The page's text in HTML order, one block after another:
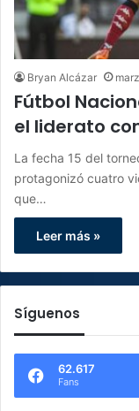
Bryan Alcázar
Fútbol
el liderato
La fecha 15 del
protagonizó cuatro
que…
Leer más »
Síguenos
62.617
Fans